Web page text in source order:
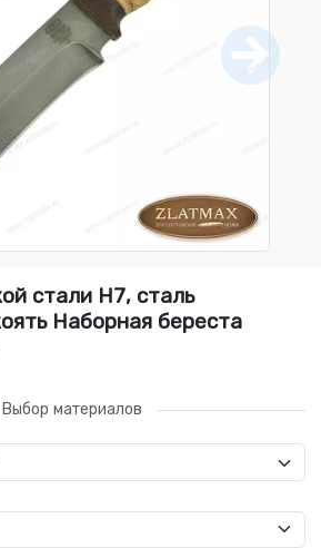
стали Н7, сталь
Наборная береста
Выбор материалов